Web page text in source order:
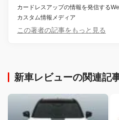
カードレスアップの情報を発信する
カスタム情報メディア
この著者の記事をもっと見る
新車レビューの関連記